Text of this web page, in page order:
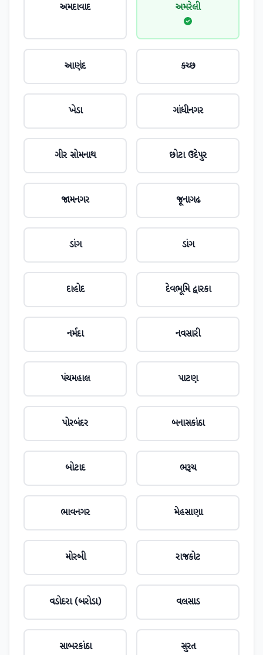
અમદાવાદ અમરેલી
આણંદ કચ્છ
ખેડા ગાંધીનગર
ગીર સોમનાથ છોટા ઉદેપુર
જામનગર જૂનાગઢ
ડાંગ ડાંગ
દાહોદ દેવભૂમિ દ્વારકા
નર્મદા નવસારી
પંચમહાલ પાટણ
પોરબંદર બનાસકાંઠા
બોટાદ ભરૂચ
ભાવનગર મેહસાણા
મોરબી રાજકોટ
વડોદરા (બરોડા) વલસાડ
સાબરકાંઠા સુરત